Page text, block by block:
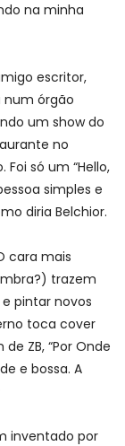
na minha
escritor,
num órgão
um show do
no
só um “Hello,
simples e
diria Belchior.
cara mais
trazem
pintar novos
toca cover
ZB, “Por Onde
e bossa. A
inventado por